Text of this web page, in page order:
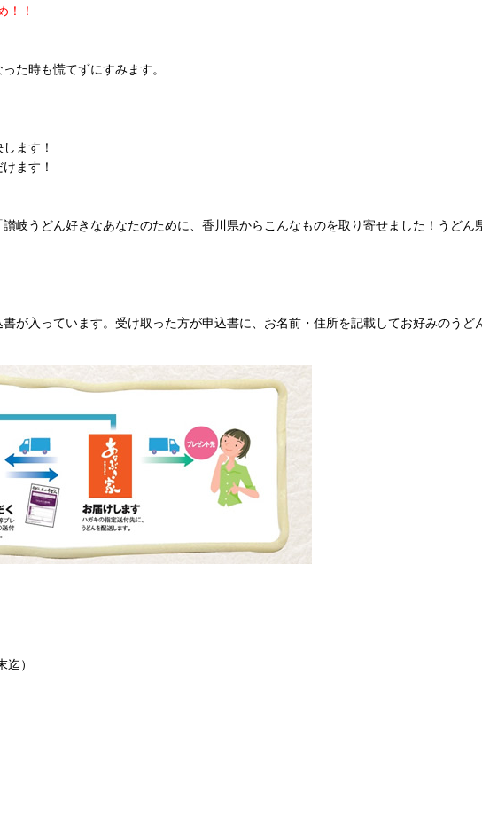
！！
た時も慌てずにすみます。
ます！
ます！
岐うどん好きなあなたのために、香川県からこんなものを取り寄せました！うど
が入っています。受け取った方が申込書に、お名前・住所を記載してお好みのう
）